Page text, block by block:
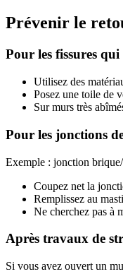
Prévenir le
Pour les fissures
Utilisez des
Posez une toile de
Sur murs très
Pour les jonctions
Exemple : jonction
Coupez net la
Remplissez au
Ne cherchez pas à
Après travaux de
Si vous avez ouvert un